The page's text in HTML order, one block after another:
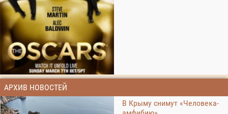
АРХИВ НОВОСТЕЙ
В Крыму снимут «Человека-